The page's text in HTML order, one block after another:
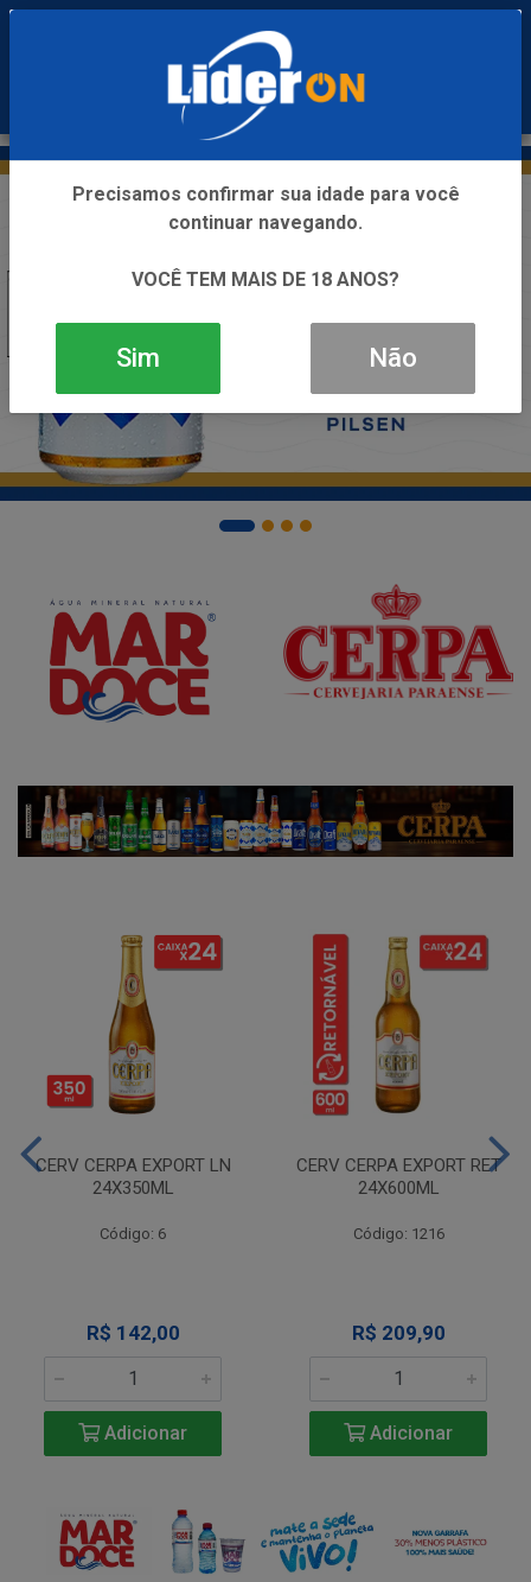
CERV CERPA EXPORT LN
24X350ML
Código: 6
R$ 142,00
Adicionar
CERV CERPA EXPORT RET
24X600ML
Código: 1216
R$ 209,90
Adicionar
Precisamos confirmar sua idade para você
continuar navegando.
VOCÊ TEM MAIS DE 18 ANOS?
Sim Não